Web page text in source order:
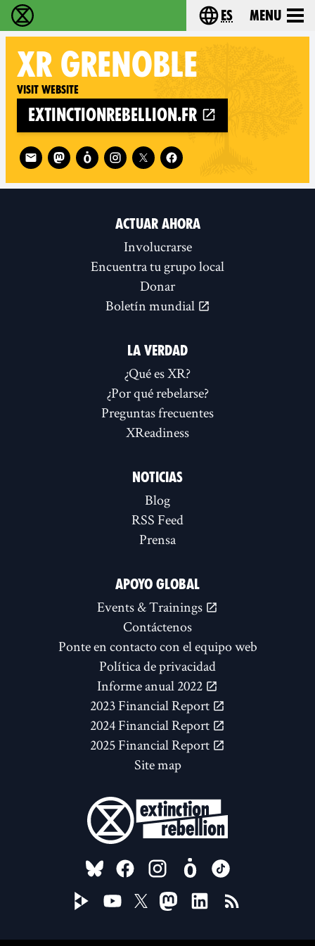
extinction rebellion - Home Choose your
es Menu
XR GRENOBLE
Visit website
extinctionrebellion.fr
Follow XR Grenoble on
ACTUAR AHORA
Involucrarse
Encuentra tu grupo local
Donar
Boletín mundial
LA VERDAD
¿Qué es XR?
¿Por qué rebelarse?
Preguntas frecuentes
XReadiness
NOTICIAS
Blog
RSS Feed
Prensa
APOYO GLOBAL
Events & Trainings
Contáctenos
Ponte en contacto con el equipo web
Política de privacidad
Informe anual 2022
2023 Financial Report
2024 Financial Report
2025 Financial Report
Site map
FOLLOW US ON